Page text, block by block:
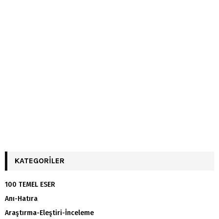
KATEGORILER
100 TEMEL ESER
Anı-Hatıra
Araştırma-Eleştiri-İnceleme